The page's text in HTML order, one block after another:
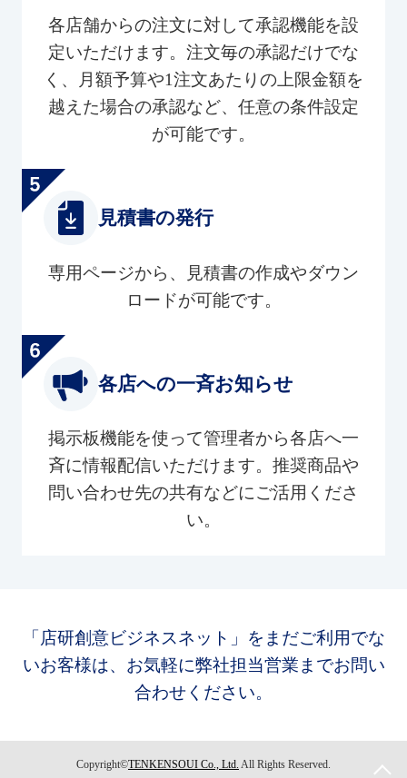
各店舗からの注文に対して承認機能を設
定いただけます。注文毎の承認だけでな
く、月額予算や1注文あたりの上限金額を
越えた場合の承認など、任意の条件設定
が可能です。
見積書の発行
専用ページから、見積書の作成やダウン
ロードが可能です。
各店への一斉お知らせ
掲示板機能を使って管理者から各店へ一
斉に情報配信いただけます。推奨商品や
問い合わせ先の共有などにご活用くださ
い。
「店研創意ビジネスネット」をまだご利用でな
いお客様は、お気軽に弊社担当営業までお問い
合わせください。
Copyright©TENKENSOUI Co., Ltd. All Rights Reserved.